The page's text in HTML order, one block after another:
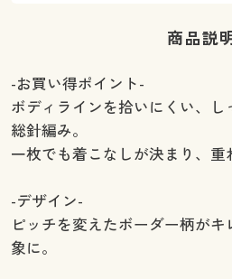
商品説
-お買い得ポイント-
ボディラインを拾いにくい、
総針編み。
一枚でも着こなしが決まり、重
-デザイン-
ピッチを変えたボーダー柄が
象に。